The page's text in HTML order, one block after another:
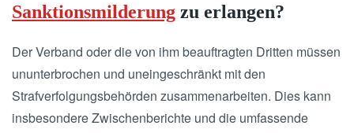
Sanktionsmilderung zu erlangen?
Der Verband oder die von ihm beauftragten Dritten müssen
ununterbrochen und uneingeschränkt mit den
Strafverfolgungsbehörden zusammenarbeiten. Dies kann
insbesondere Zwischenberichte und die umfassende